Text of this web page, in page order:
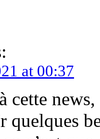
at 00:37
cette
quelques